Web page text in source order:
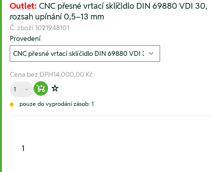
Outlet: CNC přesné vrtací sklíčidlo DIN 69880 VDI 30,
rozsah upínání 0,5–13 mm
Č. zboží 1021948101
Provedení
Cena bez DPH14.000,00 Kč
Množství
Warenkorb hinzufügen
Zur Wunschliste hinzufügen
pouze do vyprodání zásob: 1
1